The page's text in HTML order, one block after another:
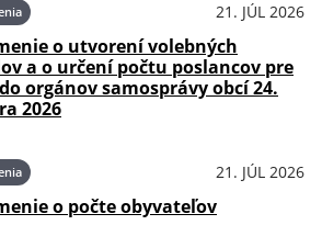
21. JÚL 2026
o utvorení volebných
a o určení počtu poslancov pre
orgánov samosprávy obcí 24.
2026
21. JÚL 2026
o počte obyvateľov